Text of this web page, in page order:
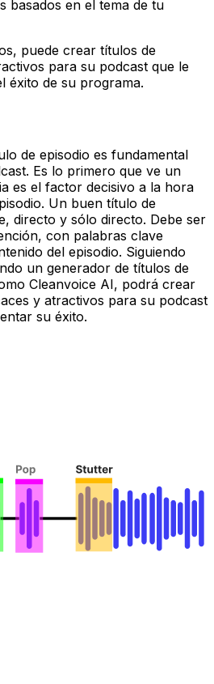
basados en el tema de tu
puede crear títulos de
para su podcast que le
éxito de su programa.
de episodio es fundamental
Es lo primero que ve un
es el factor decisivo a la hora
Un buen título de
directo y sólo directo. Debe ser
con palabras clave
del episodio. Siguiendo
un generador de títulos de
Cleanvoice AI, podrá crear
y atractivos para su podcast
su éxito.